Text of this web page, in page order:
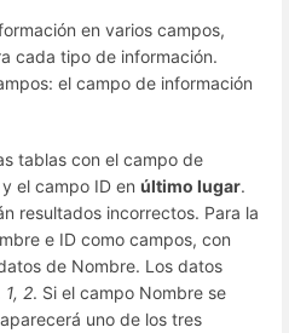
en varios campos,
cada tipo de información.
el campo de información
tablas con el campo de
y el campo ID en último lugar.
resultados incorrectos. Para la
e ID como campos, con
de Nombre. Los datos
1, 2. Si el campo Nombre se
uno de los tres